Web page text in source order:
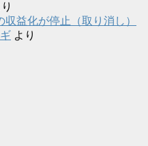
収益化が停止（取り消し）
より